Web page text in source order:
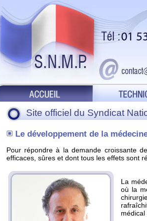
Site officiel du Syndicat
Le développement de la
Pour répondre à la demande croissante
efficaces, sûres et dont tous les effets sont
La
où la
médical